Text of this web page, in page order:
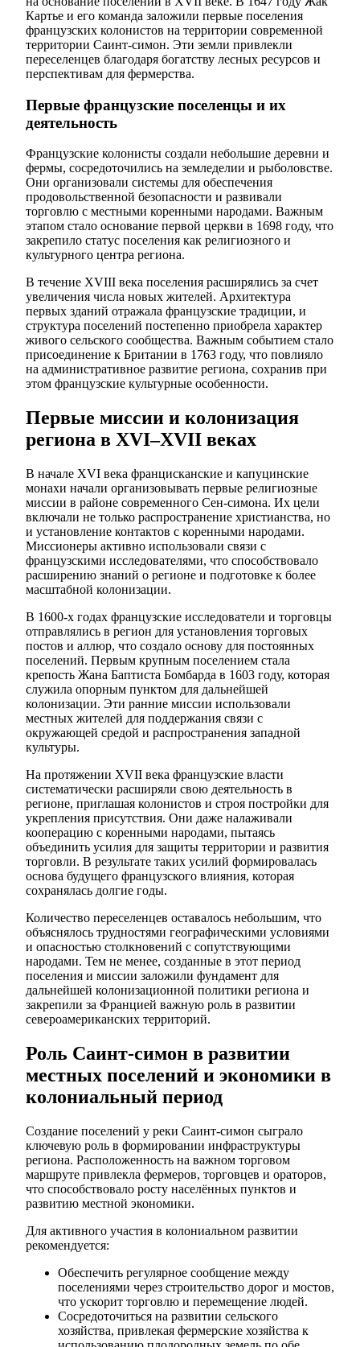
Картье и его команда заложили первые поселения
французских колонистов на территории современной
территории Саинт-симон. Эти земли привлекли
переселенцев благодаря богатству лесных ресурсов и
перспективам для фермерства.
Первые французские поселенцы и их
деятельность
Французские колонисты создали небольшие деревни и
фермы, сосредоточились на земледелии и рыболовстве.
Они организовали системы для обеспечения
продовольственной безопасности и развивали
торговлю с местными коренными народами. Важным
этапом стало основание первой церкви в 1698 году, что
закрепило статус поселения как религиозного и
культурного центра региона.
В течение XVIII века поселения расширялись за счет
увеличения числа новых жителей. Архитектура
первых зданий отражала французские традиции, и
структура поселений постепенно приобрела характер
живого сельского сообщества. Важным событием стало
присоединение к Британии в 1763 году, что повлияло
на административное развитие региона, сохранив при
этом французские культурные особенности.
Первые миссии и колонизация
региона в XVI–XVII веках
В начале XVI века францисканские и капуцинские
монахи начали организовывать первые религиозные
миссии в районе современного Сен-симона. Их цели
включали не только распространение христианства, но
и установление контактов с коренными народами.
Миссионеры активно использовали связи с
французскими исследователями, что способствовало
расширению знаний о регионе и подготовке к более
масштабной колонизации.
В 1600-х годах французские исследователи и торговцы
отправлялись в регион для установления торговых
постов и аллюр, что создало основу для постоянных
поселений. Первым крупным поселением стала
крепость Жана Баптиста Бомбарда в 1603 году, которая
служила опорным пунктом для дальнейшей
колонизации. Эти ранние миссии использовали
местных жителей для поддержания связи с
окружающей средой и распространения западной
культуры.
На протяжении XVII века французские власти
систематически расширяли свою деятельность в
регионе, приглашая колонистов и строя постройки для
укрепления присутствия. Они даже налаживали
кооперацию с коренными народами, пытаясь
объединить усилия для защиты территории и развития
торговли. В результате таких усилий формировалась
основа будущего французского влияния, которая
сохранялась долгие годы.
Количество переселенцев оставалось небольшим, что
объяснялось трудностями географическими условиями
и опасностью столкновений с сопутствующими
народами. Тем не менее, созданные в этот период
поселения и миссии заложили фундамент для
дальнейшей колонизационной политики региона и
закрепили за Францией важную роль в развитии
североамериканских территорий.
Роль Саинт-симон в развитии
местных поселений и экономики в
колониальный период
Создание поселений у реки Саинт-симон сыграло
ключевую роль в формировании инфраструктуры
региона. Расположенность на важном торговом
маршруте привлекла фермеров, торговцев и ораторов,
что способствовало росту населённых пунктов и
развитию местной экономики.
Для активного участия в колониальном развитии
рекомендуется:
Обеспечить регулярное сообщение между
поселениями через строительство дорог и мостов,
что ускорит торговлю и перемещение людей.
Сосредоточиться на развитии сельского
хозяйства, привлекая фермерские хозяйства к